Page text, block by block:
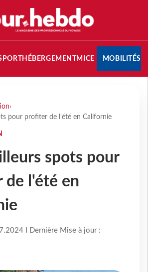
HÉBERGEMENTMICE MOBILITÉS
›
pour profiter de l'été en Californie
spots pour
de l'été en
I Dernière Mise à jour :